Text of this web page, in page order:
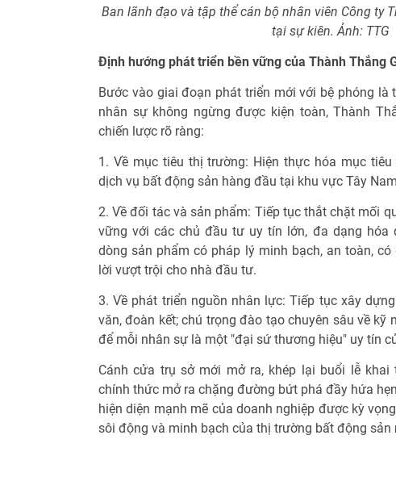
Ban lãnh đạo và tập thể cán bộ nhân viên Công ty
tại sự kiên. Ảnh: TTG
Định hướng phát triển bền vững của Thành Thắng
Bước vào giai đoạn phát triển mới với bệ phóng là
nhân sự không ngừng được kiện toàn, Thành
chiến lược rõ ràng:
1. Về mục tiêu thị trường: Hiện thực hóa mục
dịch vụ bất động sản hàng đầu tại khu vực Tây
2. Về đối tác và sản phẩm: Tiếp tục thắt chặt mối
vững với các chủ đầu tư uy tín lớn, đa dạng hóa
dòng sản phẩm có pháp lý minh bạch, an toàn,
lời vượt trội cho nhà đầu tư.
3. Về phát triển nguồn nhân lực: Tiếp tục xây
văn, đoàn kết; chú trọng đào tạo chuyên sâu về kỹ
để mỗi nhân sự là một "đại sứ thương hiệu" uy tín
Cánh cửa trụ sở mới mở ra, khép lại buổi lễ
chính thức mở ra chặng đường bứt phá đầy hứa
hiện diện mạnh mẽ của doanh nghiệp được kỳ
sôi động và minh bạch của thị trường bất động sản